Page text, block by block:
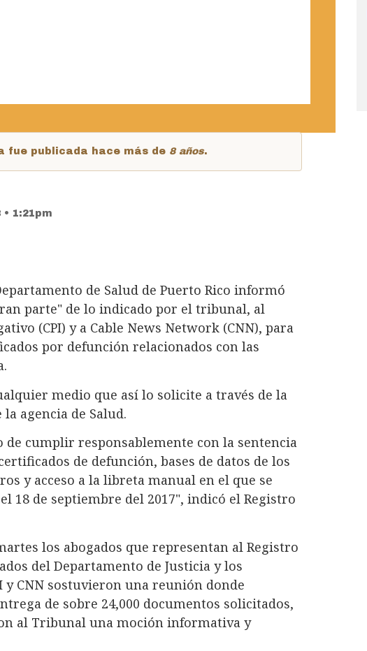
fue publicada hace más de 8 años.
1:21pm
de Salud de Puerto Rico informó
parte" de lo indicado por el tribunal, al
(CPI) y a Cable News Network (CNN), para
por defunción relacionados con las
medio que así lo solicite a través de la
agencia de Salud.
cumplir responsablemente con la sentencia
de defunción, bases de datos de los
y acceso a la libreta manual en el que se
18 de septiembre del 2017", indicó el Registro
los abogados que representan al Registro
del Departamento de Justicia y los
y CNN sostuvieron una reunión donde
de sobre 24,000 documentos solicitados,
al Tribunal una moción informativa y